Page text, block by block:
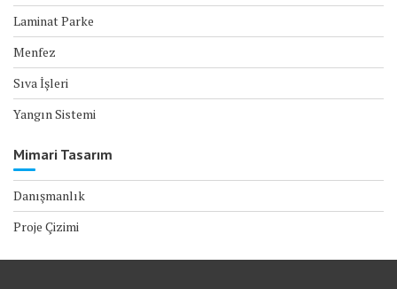
Laminat Parke
Menfez
Sıva İşleri
Yangın Sistemi
Mimari Tasarım
Danışmanlık
Proje Çizimi